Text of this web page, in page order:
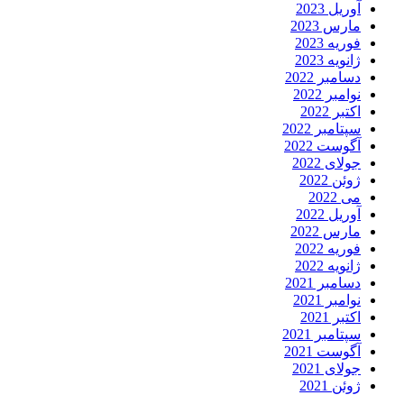
2023
2023
2023
2023
2022
2022
2022
2022
2022
2022
2022
2022
2022
2022
2022
2021
2021
2021
2021
2021
2021
2021